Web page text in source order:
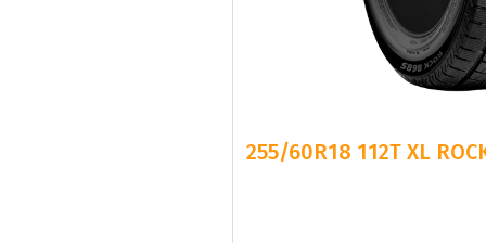
255/60R18 112T XL